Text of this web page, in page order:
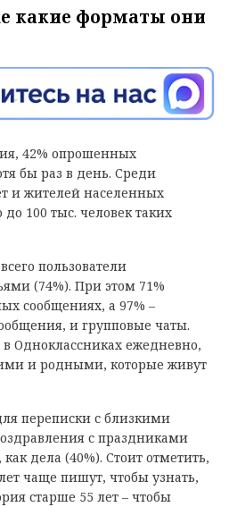
какие форматы они
42% опрошенных
бы раз в день. Среди
и жителей населенных
100 тыс. человек таких
пользователи
(74%). При этом 71%
сообщениях, а 97% –
и групповые чаты.
в Одноклассниках ежедневно,
и родными, которые живут
переписки с близкими
с праздниками
дела (40%). Стоит отметить,
чаще пишут, чтобы узнать,
старше 55 лет – чтобы